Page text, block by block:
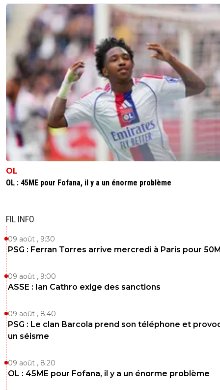
OL
OL : 45ME pour Fofana, il y a un énorme problème
FIL INFO
09 août , 9:30
PSG : Ferran Torres arrive mercredi à Paris pour
09 août , 9:00
ASSE : Ian Cathro exige des sanctions
09 août , 8:40
PSG : Le clan Barcola prend son téléphone et
un séisme
09 août , 8:20
OL : 45ME pour Fofana, il y a un énorme problème